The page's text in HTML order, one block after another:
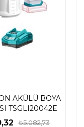
AKÜLÜ BOYA
TSGLI20042E
₺5.082,73